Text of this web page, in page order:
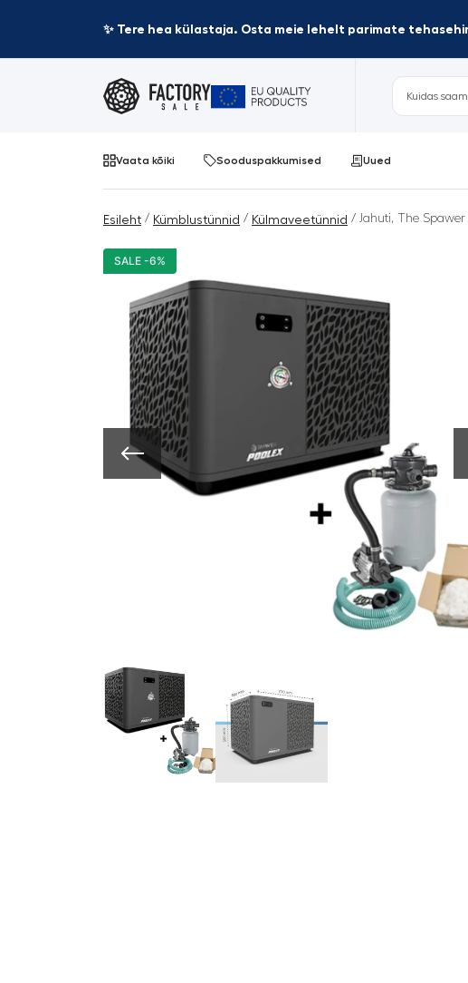
✨ Tere hea külastaja. Osta meie lehelt parimate
Vaata kõiki Sooduspakkumised Uued
Esileht / Kümblustünnid / Külmaveetünnid / Jahuti, The
SALE -6%